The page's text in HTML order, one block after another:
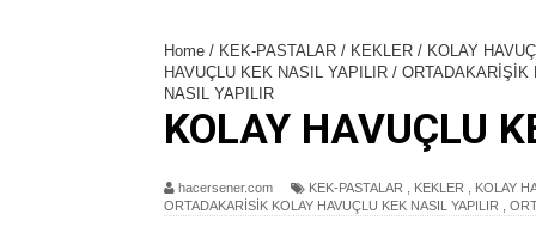
Home / KEK-PASTALAR / KEKLER / KOLAY
HAVUÇLU KEK NASIL YAPILIR /
NASIL YAPILIR
KOLAY HAVUÇLU
hacersener.com KEK-PASTALAR KEKLER
KOLAY
ORTADAKARİSİK KOLAY HAVUÇLU KEK NASIL YAPILIR